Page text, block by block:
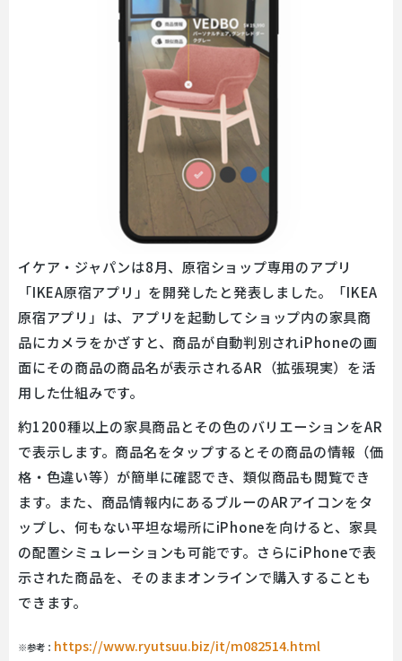
イケア・ジャパンは8月、原宿ショップ専用のアプリ
「IKEA原宿アプリ」を開発したと発表しました。「IKEA
原宿アプリ」は、アプリを起動してショップ内の家具商
品にカメラをかざすと、商品が自動判別されiPhoneの画
面にその商品の商品名が表示されるAR（拡張現実）を活
用した仕組みです。
約1200種以上の家具商品とその色のバリエーションをAR
で表示します。商品名をタップするとその商品の情報（価
格・色違い等）が簡単に確認でき、類似商品も閲覧でき
ます。また、商品情報内にあるブルーのARアイコンをタ
ップし、何もない平坦な場所にiPhoneを向けると、家具
の配置シミュレーションも可能です。さらにiPhoneで表
示された商品を、そのままオンラインで購入することも
できます。
※参考： https://www.ryutsuu.biz/it/m082514.html